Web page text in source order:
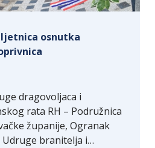
osnutka
dragovoljaca i
rata RH – Podružnica
županije, Ogranak
Udruge branitelja i…